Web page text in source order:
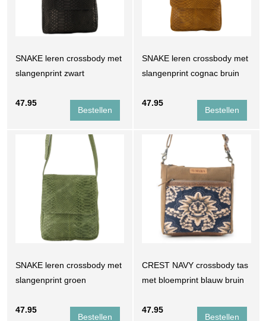
SNAKE leren crossbody met
slangenprint zwart
47.95
SNAKE leren crossbody met
slangenprint cognac bruin
47.95
SNAKE leren crossbody met
slangenprint groen
47.95
CREST NAVY crossbody tas
met bloemprint blauw bruin
47.95